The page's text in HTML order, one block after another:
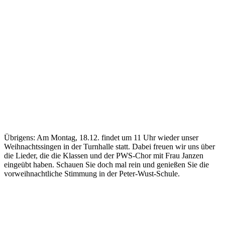
Übrigens: Am Montag, 18.12. findet um 11 Uhr wieder unser
Weihnachtssingen in der Turnhalle statt. Dabei freuen wir uns über
die Lieder, die die Klassen und der PWS-Chor mit Frau Janzen
eingeübt haben. Schauen Sie doch mal rein und genießen Sie die
vorweihnachtliche Stimmung in der Peter-Wust-Schule.